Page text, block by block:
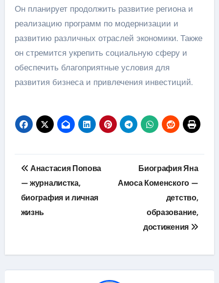
Он планирует продолжить развитие региона и
реализацию программ по модернизации и
развитию различных отраслей экономики. Также
он стремится укрепить социальную сферу и
обеспечить благоприятные условия для
развития бизнеса и привлечения инвестиций.
Навигация
по
записям
Анастасия Попова
— журналистка,
биография и личная
жизнь
Биография Яна
Амоса Коменского —
детство,
образование,
достижения